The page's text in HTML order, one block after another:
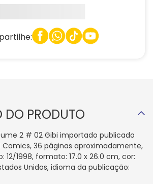
DO PRODUTO
2 # 02 Gibi importado publicado
Comics, 36 páginas aproximadamente,
1998, formato: 17.0 x 26.0 cm, cor:
Unidos, idioma da publicação: